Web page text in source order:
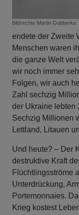
Bildrechte Martin Dubberke
endete der Zweite
Menschen waren
die ganze Welt
wir noch immer
Folgen, wir auch
Zahl sechzig
der Ukraine lebten
Sechzig Millionen
Lettland, Litauen
Und heute? – Der
destruktive Kraft
Flüchtlingsströme
Unterdrückung,
Portemonnaies.
Krieg kostest